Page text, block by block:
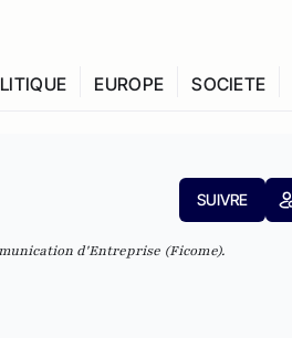
EUROPE SOCIETE
SUIVRE
d'Entreprise (Ficome).